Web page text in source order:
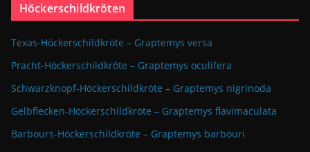
Höckerschildkröten
Texas-Höckerschildkröte – Graptemys versa
Pracht-Höckerschildkröte – Graptemys oculifera
Schwarzknopf-Höckerschildkröte – Graptemys nigrinoda
Gelbflecken-Höckerschildkröte – Graptemys flavimaculata
Barbours-Höckerschildkröte – Graptemys barbouri